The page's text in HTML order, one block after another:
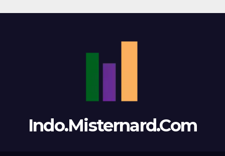
Indo.Misternard.Com